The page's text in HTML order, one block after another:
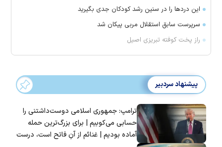
این درد‌ها را در سنین رشد کودکان جدی بگیرید
سرپرست سابق استقلال مربی پیکان شد
راز پخت کوفته تبریزی اصیل
پیشنهاد سردبیر
ترامپ: جمهوری اسلامی دوست‌داشتنی را
حسابی می‌کوبیم | برای بزرگ‌ترین حمله
آماده بودیم | غنائم از آنِ فاتح است، درست